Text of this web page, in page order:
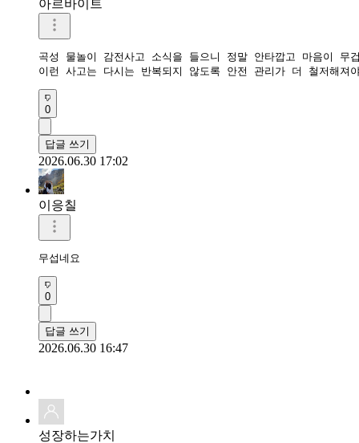
아르바이트
곡성 물놀이 감전사고 소식을 들으니 정말 안타깝고 마음이 무
0
답글 쓰기
2026.06.30 17:02
이응칠
무섭네요
0
답글 쓰기
2026.06.30 16:47
성장하는가치